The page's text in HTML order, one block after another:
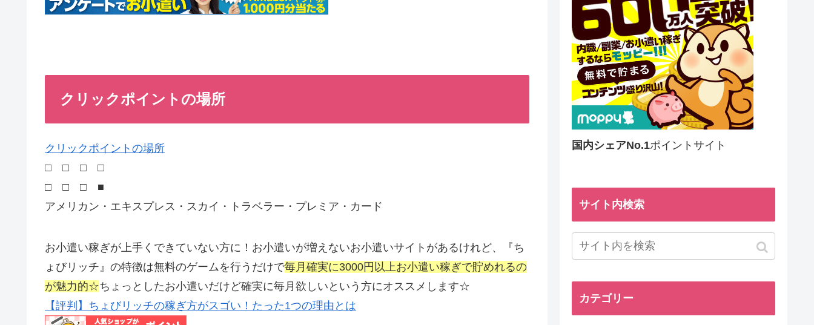
クリックポイントの場所
クリックポイントの場所
□ □ □ □
□ □ □ ■
アメリカン・エキスプレス・スカイ・トラベラー・プレミア・カード
お小遣い稼ぎが上手くできていない方に！お小遣いが増えないお小遣いサイトがあるけれど、『ち
ょびリッチ』の特徴は無料のゲームを行うだけで毎月確実に3000円以上お小遣い稼ぎで貯めれるの
が魅力的☆ちょっとしたお小遣いだけど確実に毎月欲しいという方にオススメします☆
【評判】ちょびリッチの稼ぎ方がスゴい！たった1つの理由とは
国内シェアNo.1ポイントサイト
サイト内検索
カテゴリー